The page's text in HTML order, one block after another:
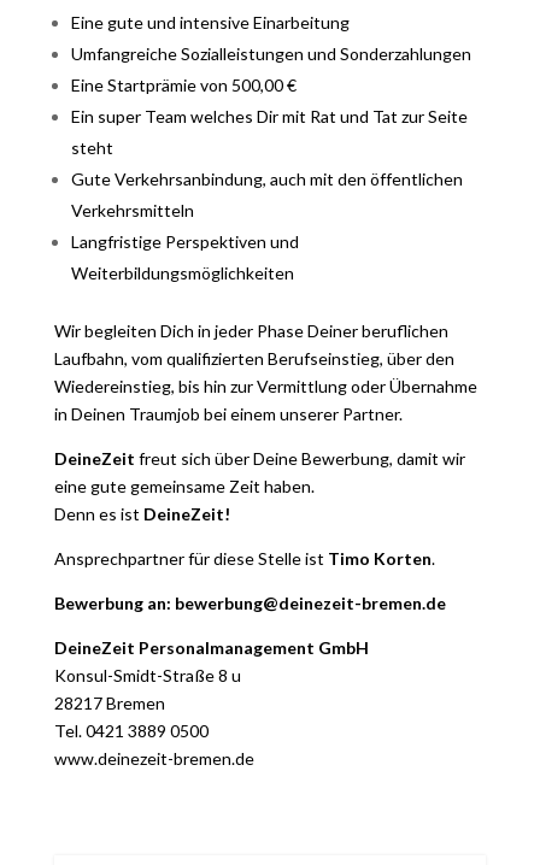
Eine gute und intensive Einarbeitung
Umfangreiche Sozialleistungen und Sonderzahlungen
Eine Startprämie von 500,00 €
Ein super Team welches Dir mit Rat und Tat zur Seite
steht
Gute Verkehrsanbindung, auch mit den öffentlichen
Verkehrsmitteln
Langfristige Perspektiven und
Weiterbildungsmöglichkeiten
Wir begleiten Dich in jeder Phase Deiner beruflichen
Laufbahn, vom qualifizierten Berufseinstieg, über den
Wiedereinstieg, bis hin zur Vermittlung oder Übernahme
in Deinen Traumjob bei einem unserer Partner.
DeineZeit freut sich über Deine Bewerbung, damit wir
eine gute gemeinsame Zeit haben.
Denn es ist DeineZeit!
Ansprechpartner für diese Stelle ist Timo Korten.
Bewerbung an: bewerbung@deinezeit-bremen.de
DeineZeit Personalmanagement GmbH
Konsul-Smidt-Straße 8 u
28217 Bremen
Tel. 0421 3889 0500
www.deinezeit-bremen.de